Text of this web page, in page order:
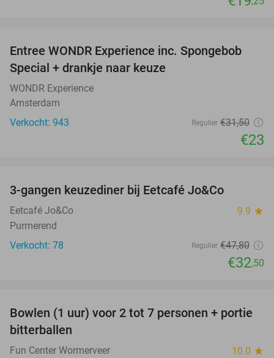
27%
Entree WONDR Experience inc. Spongebob
Special + drankje naar keuze
WONDR Experience
Amsterdam
Verkocht: 943
Regulier €31,50
€23
3-gangen keuzediner bij Eetcafé Jo&Co
Eetcafé Jo&Co 9.9 star
Purmerend
Verkocht: 78
Regulier €47,80
€32,50
37%
Bowlen (1 uur) voor 2 tot 7 personen + portie
bitterballen
Fun Center Wormerveer 10.0 star